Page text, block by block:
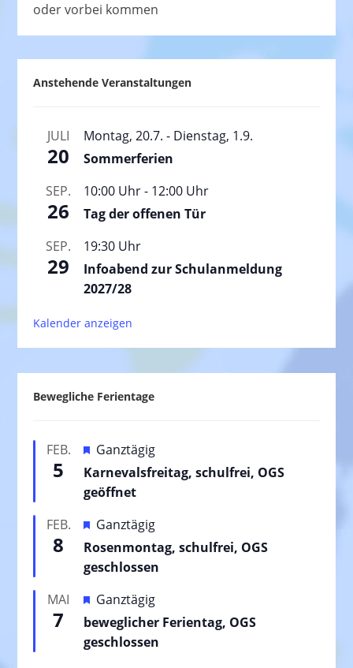
oder vorbei kommen
Anstehende Veranstaltungen
JULI
20
Montag, 20.7. - Dienstag, 1.9.
Sommerferien
SEP.
26
10:00 Uhr- 12:00 Uhr
Tag der offenen Tür
SEP.
29
19:30 Uhr
Infoabend zur Schulanmeldung
2027/28
Kalender anzeigen
Bewegliche Ferientage
FEB.
5
H
e
r
o
r
g
h
o
b
Ganztägig
Karnevalsfreitag, schulfrei, OGS
geöffnet
FEB.
8
H
e
r
o
r
g
Ganztägig
Rosenmontag, schulfrei, OGS
geschlossen
MAI
7
H
e
r
Ganztägig
beweglicher Ferientag, OGS
geschlossen